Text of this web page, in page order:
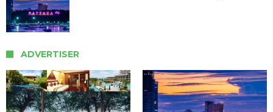
ADVERTISER